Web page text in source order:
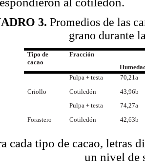
3. Promedios de las
grano durante
Tipo de
cacao
Fracción
Criollo
Pulpa + testa
Cotiledón
70,21a
43,96b
Forastero
Pulpa + testa
Cotiledón
74,27a
42,63b
cada tipo de cacao, letras
un nivel de